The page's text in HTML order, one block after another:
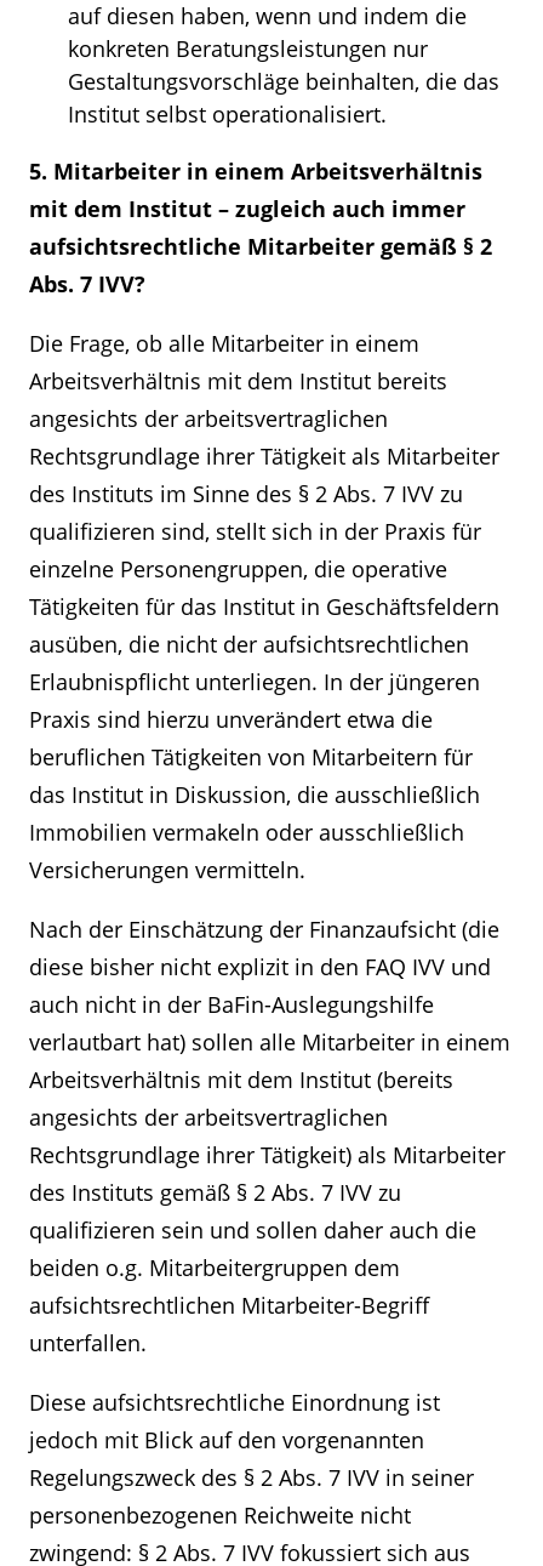
auf diesen haben, wenn und indem die
konkreten Beratungsleistungen nur
Gestaltungsvorschläge beinhalten, die das
Institut selbst operationalisiert.
5. Mitarbeiter in einem Arbeitsverhältnis
mit dem Institut – zugleich auch immer
aufsichtsrechtliche Mitarbeiter gemäß § 2
Abs. 7 IVV?
Die Frage, ob alle Mitarbeiter in einem
Arbeitsverhältnis mit dem Institut bereits
angesichts der arbeitsvertraglichen
Rechtsgrundlage ihrer Tätigkeit als Mitarbeiter
des Instituts im Sinne des § 2 Abs. 7 IVV zu
qualifizieren sind, stellt sich in der Praxis für
einzelne Personengruppen, die operative
Tätigkeiten für das Institut in Geschäftsfeldern
ausüben, die nicht der aufsichtsrechtlichen
Erlaubnispflicht unterliegen. In der jüngeren
Praxis sind hierzu unverändert etwa die
beruflichen Tätigkeiten von Mitarbeitern für
das Institut in Diskussion, die ausschließlich
Immobilien vermakeln oder ausschließlich
Versicherungen vermitteln.
Nach der Einschätzung der Finanzaufsicht (die
diese bisher nicht explizit in den FAQ IVV und
auch nicht in der BaFin-Auslegungshilfe
verlautbart hat) sollen alle Mitarbeiter in einem
Arbeitsverhältnis mit dem Institut (bereits
angesichts der arbeitsvertraglichen
Rechtsgrundlage ihrer Tätigkeit) als Mitarbeiter
des Instituts gemäß § 2 Abs. 7 IVV zu
qualifizieren sein und sollen daher auch die
beiden o.g. Mitarbeitergruppen dem
aufsichtsrechtlichen Mitarbeiter-Begriff
unterfallen.
Diese aufsichtsrechtliche Einordnung ist
jedoch mit Blick auf den vorgenannten
Regelungszweck des § 2 Abs. 7 IVV in seiner
personenbezogenen Reichweite nicht
zwingend: § 2 Abs. 7 IVV fokussiert sich aus